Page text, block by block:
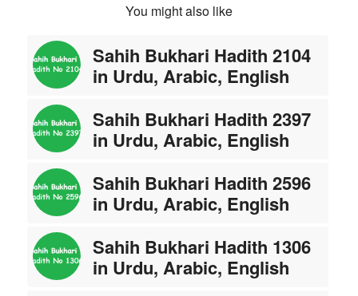
You might also like
Sahih Bukhari Hadith 2104
in Urdu, Arabic, English
Sahih Bukhari Hadith 2397
in Urdu, Arabic, English
Sahih Bukhari Hadith 2596
in Urdu, Arabic, English
Sahih Bukhari Hadith 1306
in Urdu, Arabic, English